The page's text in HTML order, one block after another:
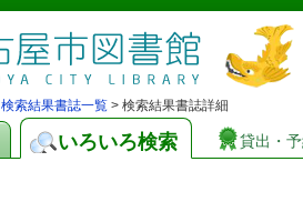
検索結果書誌一覧 > 検索結果書誌詳細
いろいろ検索 貸出・